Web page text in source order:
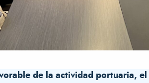
de la actividad portuaria,